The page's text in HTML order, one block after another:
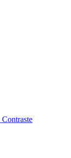
Contraste